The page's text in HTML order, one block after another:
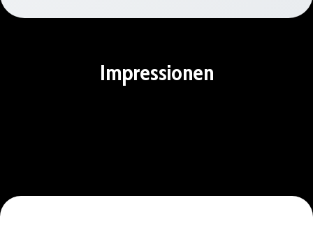
Impressionen